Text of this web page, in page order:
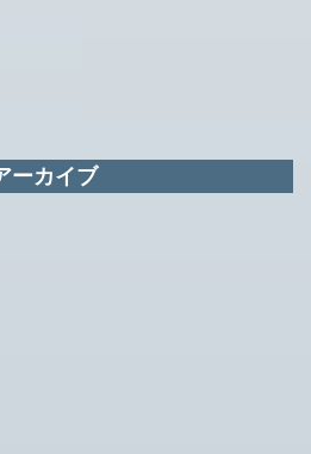
ーカイブ